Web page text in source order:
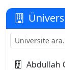
Abdullah